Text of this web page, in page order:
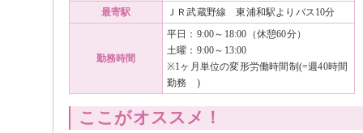
最寄駅
ＪＲ武蔵野線 東浦和駅よりバス10分
勤務時間
平日：9:00～18:00（休憩60分）
土曜：9:00～13:00
※1ヶ月単位の変形労働時間制(=週40時間
勤務 )
ここがオススメ！